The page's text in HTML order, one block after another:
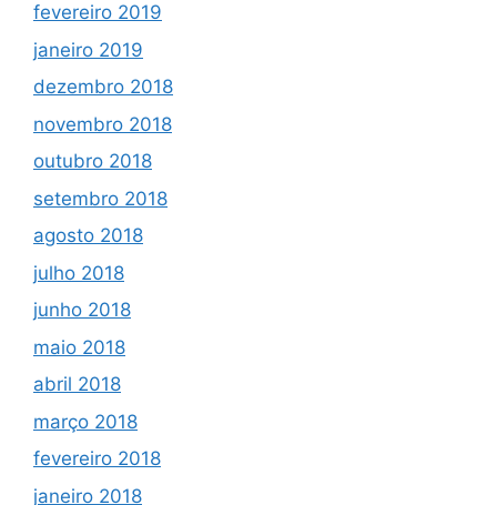
fevereiro 2019
janeiro 2019
dezembro 2018
novembro 2018
outubro 2018
setembro 2018
agosto 2018
julho 2018
junho 2018
maio 2018
abril 2018
março 2018
fevereiro 2018
janeiro 2018